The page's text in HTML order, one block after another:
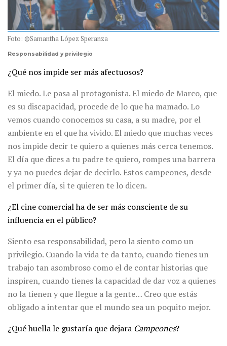
Foto: ©Samantha López Speranza
Responsabilidad y privilegio
¿Qué nos impide ser más afectuosos?
El miedo. Le pasa al protagonista. El miedo de Marco, que
es su discapacidad, procede de lo que ha mamado. Lo
vemos cuando conocemos su casa, a su madre, por el
ambiente en el que ha vivido. El miedo que muchas veces
nos impide decir te quiero a quienes más cerca tenemos.
El día que dices a tu padre te quiero, rompes una barrera
y ya no puedes dejar de decirlo. Estos campeones, desde
el primer día, si te quieren te lo dicen.
¿El cine comercial ha de ser más consciente de su
influencia en el público?
Siento esa responsabilidad, pero la siento como un
privilegio. Cuando la vida te da tanto, cuando tienes un
trabajo tan asombroso como el de contar historias que
inspiren, cuando tienes la capacidad de dar voz a quienes
no la tienen y que llegue a la gente… Creo que estás
obligado a intentar que el mundo sea un poquito mejor.
¿Qué huella le gustaría que dejara Campeones?